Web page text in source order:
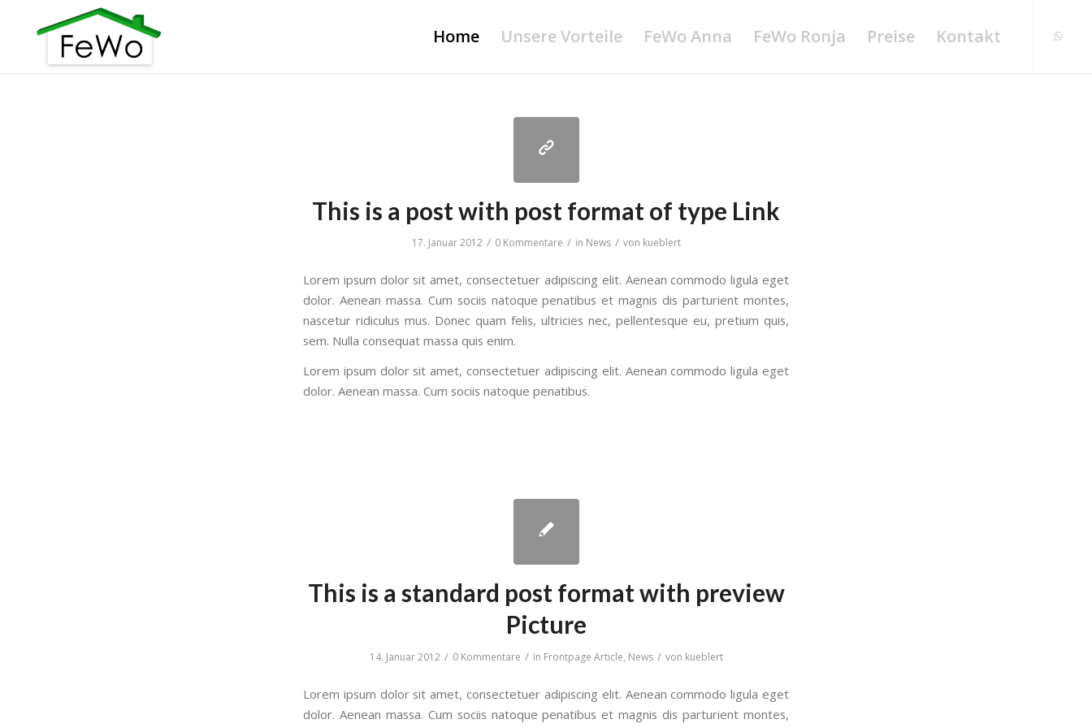
Home Unsere Vorteile FeWo Anna FeWo Ronja Preise Kontakt
This is a post with post format of type Link
17. Januar 2012 / 0 Kommentare / in News / von kueblert
Lorem ipsum dolor sit amet, consectetuer adipiscing elit. Aenean commodo ligula eget
dolor. Aenean massa. Cum sociis natoque penatibus et magnis dis parturient montes,
nascetur ridiculus mus. Donec quam felis, ultricies nec, pellentesque eu, pretium quis,
sem. Nulla consequat massa quis enim.
Lorem ipsum dolor sit amet, consectetuer adipiscing elit. Aenean commodo ligula eget
dolor. Aenean massa. Cum sociis natoque penatibus.
This is a standard post format with preview
Picture
14. Januar 2012 / 0 Kommentare / in Frontpage Article, News / von kueblert
Lorem ipsum dolor sit amet, consectetuer adipiscing elit. Aenean commodo ligula eget
dolor. Aenean massa. Cum sociis natoque penatibus et magnis dis parturient montes,